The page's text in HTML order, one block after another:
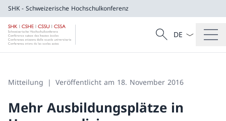
SHK - Schweizerische Hochschulkonferenz
SHK - Schweizerische
Suche
Suche
Sprach
Mitteilung Veröffentlicht am 18. November 2016
Mehr Ausbildungsplätze in